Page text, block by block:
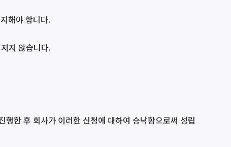
해야 합니다.
지 않습니다.
한 후 회사가 이러한 신청에 대하여 승낙함으로써 성립